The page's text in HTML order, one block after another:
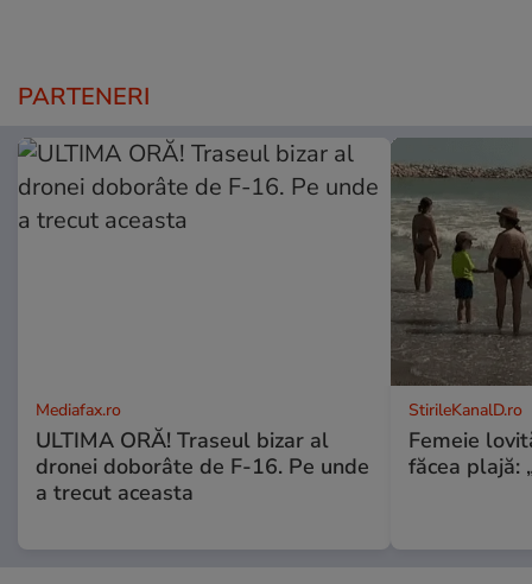
PARTENERI
Mediafax.ro
ULTIMA ORĂ! Traseul bizar al
dronei doborâte de F-16. Pe unde
a trecut aceasta
StirileKanalD.ro
Femeie
făcea plajă: